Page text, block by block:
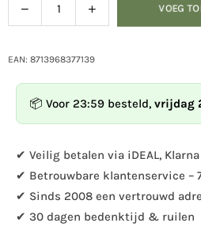
Hoeveelheid
Verlaag
de
voor
bonte
specht
Verhoog
de
specht
VOEG
EAN: 8713968377139
📦 Voor 23:59 besteld, vrijdag
✔ Veilig betalen via iDEAL,
✔ Betrouwbare klantenservice –
✔ Sinds 2008 een vertrouwd
✔ 30 dagen bedenktijd & ruilen